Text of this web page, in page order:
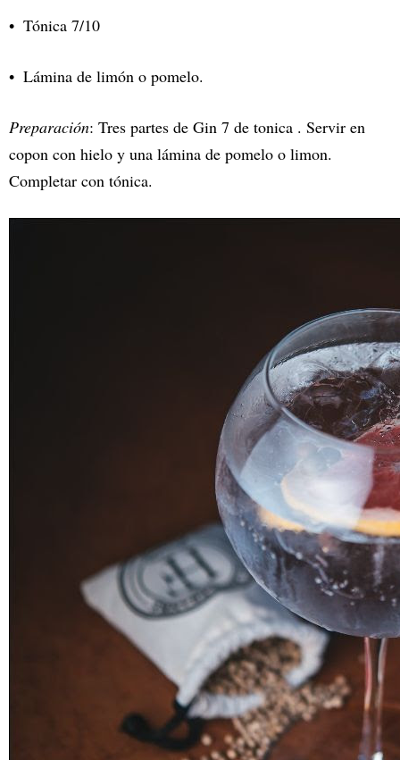
Tónica 7/10
Lámina de limón o pomelo.
Preparación: Tres partes de Gin 7 de tonica . Servir en
copon con hielo y una lámina de pomelo o limon.
Completar con tónica.